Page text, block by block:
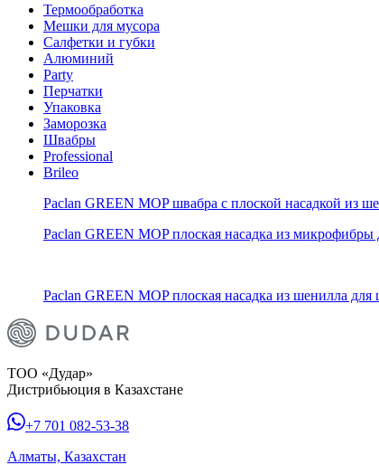
Термообработка
Мешки для мусора
Салфетки и губки
Алюминий
Party
Перчатки
Упаковка
Заморозка
Швабры
Professional
Brileo
Paclan GREEN MOP швабра с плоской насадкой из
Paclan GREEN MOP плоская насадка из
Paclan GREEN MOP плоская насадка из шенилла
ТОО «Дудар»
Дистрибьюция в Казахстане
+7 701 082-53-38
Алматы, Казахстан